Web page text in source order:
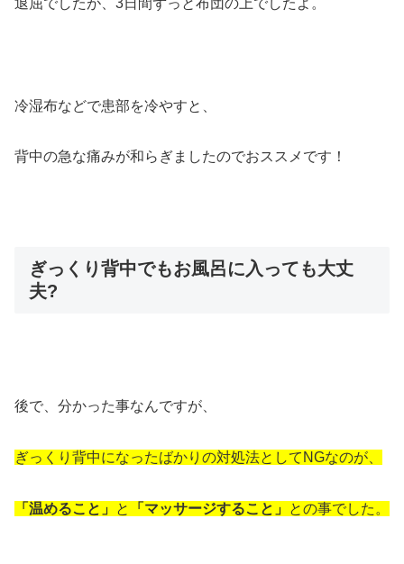
退屈でしたが、3日間ずっと布団の上でしたよ。
冷湿布などで患部を冷やすと、
背中の急な痛みが和らぎましたのでおススメです！
ぎっくり背中でもお風呂に入っても大丈
夫?
後で、分かった事なんですが、
ぎっくり背中になったばかりの対処法としてNGなのが、
「温めること」 と 「マッサージすること」 との事でした。